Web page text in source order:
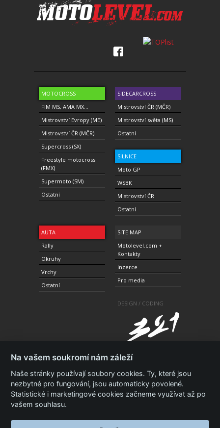
MOTOCROSS
FIM MS, AMA MX...
Mistrovství Evropy (ME)
Mistrovství ČR (MČR)
Supercross (SX)
Freestyle motocross
(FMX)
Supermoto (SM)
Ostatní
SIDECARCROSS
Mistrovství ČR (MČR)
Mistrovství světa (MS)
Ostatní
SILNICE
Moto GP
WSBK
Mistrovství ČR
Ostatní
AUTA
Rally
Okruhy
Vrchy
Ostatní
SITE MAP
Motolevel.com +
Kontakty
Inzerce
Pro media
DESIGN / CODING
© 2010-2021 Copyright Motolevel. Všechna práva
vyhrazena.Podmínky a prohlášení - ochrana
soukromí.
Na vašem soukromí nám záleží
Naše stránky používají soubory cookies. Ty, které jsou
nezbytné pro fungování, jsou automaticky povolené.
Statistické i marketingové cookies začneme využívat až po
vašem souhlasu.